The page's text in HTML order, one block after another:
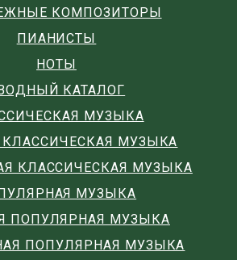
КОМПОЗИТОРЫ
ПИАНИСТЫ
НОТЫ
КАТАЛОГ
МУЗЫКА
КЛАССИЧЕСКАЯ МУЗЫКА
КЛАССИЧЕСКАЯ МУЗЫКА
МУЗЫКА
ПОПУЛЯРНАЯ МУЗЫКА
ПОПУЛЯРНАЯ МУЗЫКА